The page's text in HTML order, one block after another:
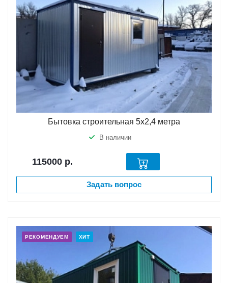
Бытовка строительная 5х2,4 метра
В наличии
115000 р.
Задать вопрос
РЕКОМЕНДУЕМ ХИТ